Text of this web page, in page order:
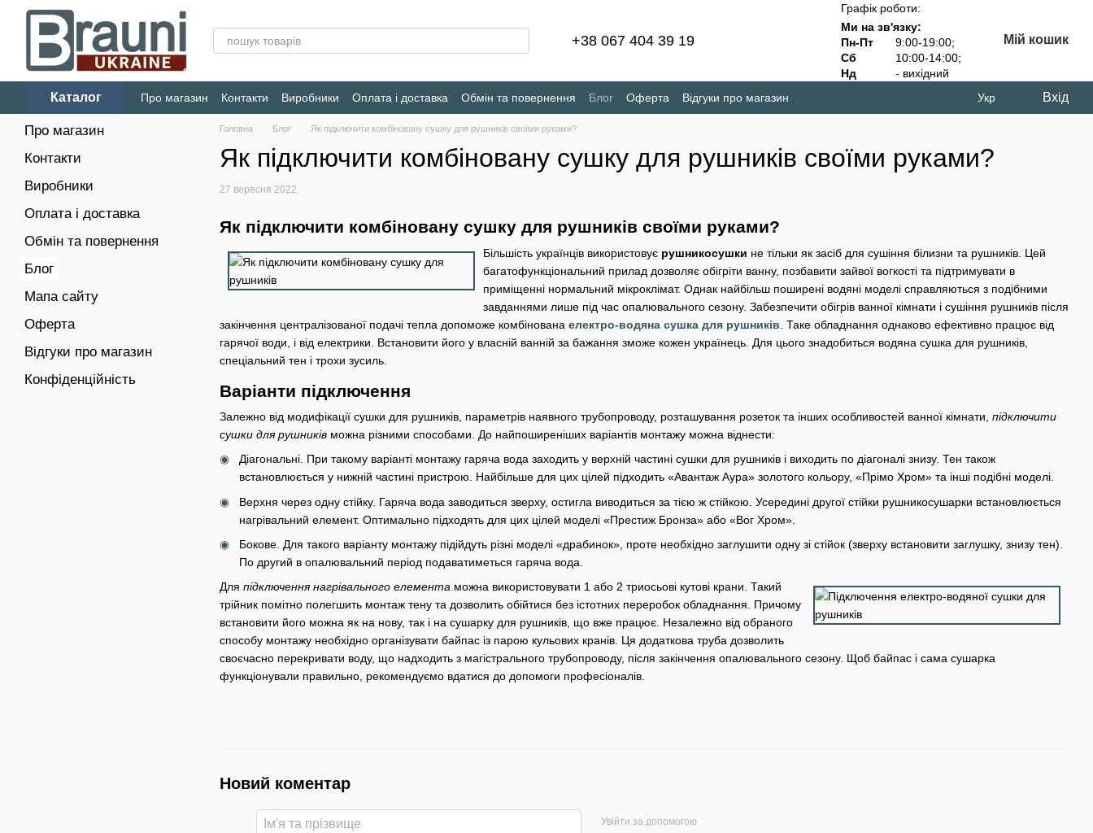
Перейти до основного контенту
+38 067 404 39 19
Графік роботи:
Ми на зв'язку:
Пн-Пт
9:00-19:00;
Сб
10:00-14:00;
Нд
- вихідний
Мій кошик
Каталог Про магазин Контакти Виробники Оплата і доставка Обмін та повернення Блог Оферта
Відгуки про магазин
Конфіденційність
Укр Вхід
Головна Блог Як підключити комбіновану сушку для рушників своїми руками?
Як підключити комбіновану сушку для рушників своїми руками?
27 вересня 2022
Як підключити комбіновану сушку для рушників своїми руками?
Більшість українців використовує рушникосушки не тільки як засіб для сушіння білизни та рушників. Цей
багатофункціональний прилад дозволяє обігріти ванну, позбавити зайвої вогкості та підтримувати в
приміщенні нормальний мікроклімат. Однак найбільш поширені водяні моделі справляються з подібними
завданнями лише під час опалювального сезону. Забезпечити обігрів ванної кімнати і сушіння рушників після
закінчення централізованої подачі тепла допоможе комбінована електро-водяна сушка для рушників . Таке обладнання однаково ефективно працює від
гарячої води, і від електрики. Встановити його у власній ванній за бажання зможе кожен українець. Для цього знадобиться водяна сушка для рушників,
спеціальний тен і трохи зусиль.
Варіанти підключення
Залежно від модифікації сушки для рушників, параметрів наявного трубопроводу, розташування розеток та інших особливостей ванної кімнати, підключити
сушки для рушників можна різними способами. До найпоширеніших варіантів монтажу можна віднести:
Діагональні. При такому варіанті монтажу гаряча вода заходить у верхній частині сушки для рушників і виходить по діагоналі знизу. Тен також
встановлюється у нижній частині пристрою. Найбільше для цих цілей підходить «Авантаж Аура» золотого кольору, «Прімо Хром» та інші подібні моделі.
Верхня через одну стійку. Гаряча вода заводиться зверху, остигла виводиться за тією ж стійкою. Усередині другої стійки рушникосушарки встановлюється
нагрівальний елемент. Оптимально підходять для цих цілей моделі «Престиж Бронза» або «Вог Хром».
Бокове. Для такого варіанту монтажу підійдуть різні моделі «драбинок», проте необхідно заглушити одну зі стійок (зверху встановити заглушку, знизу тен).
По другий в опалювальний період подаватиметься гаряча вода.
Для підключення нагрівального елемента можна використовувати 1 або 2 триосьові кутові крани. Такий
трійник помітно полегшить монтаж тену та дозволить обійтися без істотних переробок обладнання. Причому
встановити його можна як на нову, так і на сушарку для рушників, що вже працює. Незалежно від обраного
способу монтажу необхідно організувати байпас із парою кульових кранів. Ця додаткова труба дозволить
своєчасно перекривати воду, що надходить з магістрального трубопроводу, після закінчення опалювального сезону. Щоб байпас і сама сушарка
функціонували правильно, рекомендуємо вдатися до допомоги професіоналів.
Новий коментар
Увійти за допомогою
Про магазин
Контакти
Виробники
Оплата і доставка
Обмін та повернення
Блог
Мапа сайту
Оферта
Відгуки про магазин
Конфіденційність